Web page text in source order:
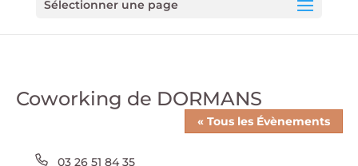
Sélectionner une page
Coworking de DORMANS
« Tous les Évènements
Téléphone
03 26 51 84 35